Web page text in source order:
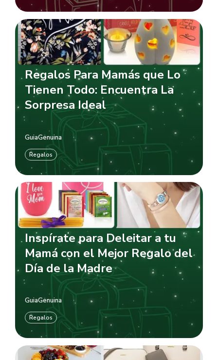
Regalos Para Mamás que Lo
Tienen Todo: Encuentra La
Sorpresa Ideal
GuiaGenuina
Regalos
Inspírate para Deleitar a tu
Mamá con el Mejor Regalo del
Día de la Madre
GuiaGenuina
Regalos